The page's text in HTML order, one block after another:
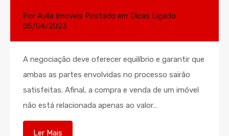
Por Avila Imoveis Postado em Dicas Ligado
05/04/2023
A negociação deve oferecer equilíbrio e garantir que
ambas as partes envolvidas no processo sairão
satisfeitas. Afinal, a compra e venda de um imóvel
não está relacionada apenas ao valor…
Ler Mais